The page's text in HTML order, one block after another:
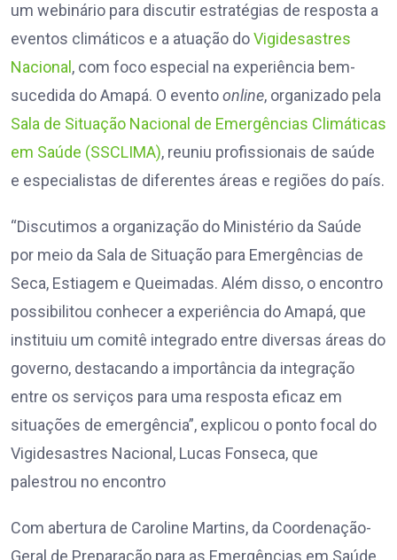
um webinário para discutir estratégias de resposta a
eventos climáticos e a atuação doVigidesastres
Nacional , com foco especial na experiência bem-
sucedida do Amapá. O eventoonline, organizado pela
Sala de Situação Nacional de Emergências Climáticas
em Saúde (SSCLIMA), reuniu profissionais de saúde
e especialistas de diferentes áreas e regiões do país.
“Discutimos a organização do Ministério da Saúde
por meio da Sala de Situação para Emergências de
Seca, Estiagem e Queimadas. Além disso, o encontro
possibilitou conhecer a experiência do Amapá, que
instituiu um comitê integrado entre diversas áreas do
governo, destacando a importância da integração
entre os serviços para uma resposta eficaz em
situações de emergência”, explicou o ponto focal do
Vigidesastres Nacional, Lucas Fonseca, que
palestrou no encontro
Com abertura de Caroline Martins, da Coordenação-
Geral de Preparação para as Emergências em Saúde